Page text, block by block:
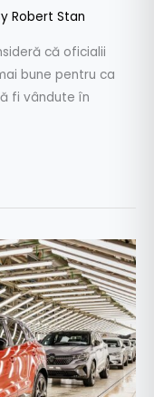
Robert Stan
că oficialii
bune pentru ca
fi vândute în